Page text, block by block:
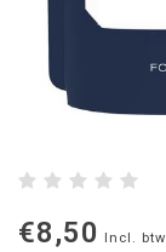
€8,50 Incl. btw